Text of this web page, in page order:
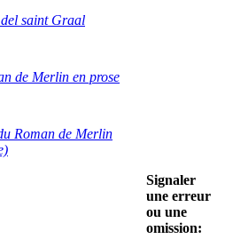
saint Graal
de Merlin en prose
Roman de Merlin
Signaler
une erreur
ou une
omission: